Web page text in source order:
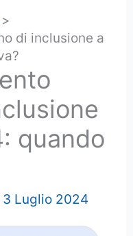
di inclusione a
quando
3 Luglio 2024